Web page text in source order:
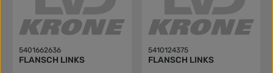
5401662636
FLANSCH LINKS
5410124375
FLANSCH LINKS